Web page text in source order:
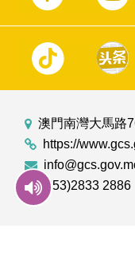
澳門南灣大馬路
https://
(853)2833 2886